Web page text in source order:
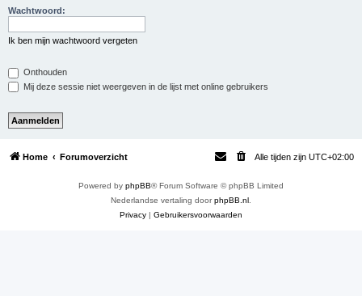
Wachtwoord:
Ik ben mijn wachtwoord vergeten
Onthouden
Mij deze sessie niet weergeven in de lijst met online gebruikers
Home Forumoverzicht Alle tijden zijn UTC+02:00
Powered by phpBB® Forum Software © phpBB Limited
Nederlandse vertaling doorphpBB.nl.
Privacy | Gebruikersvoorwaarden